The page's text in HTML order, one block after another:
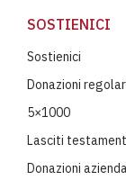
SOSTIENICI
Sostienici
Donazioni
5×1000
Lasciti
Donazioni